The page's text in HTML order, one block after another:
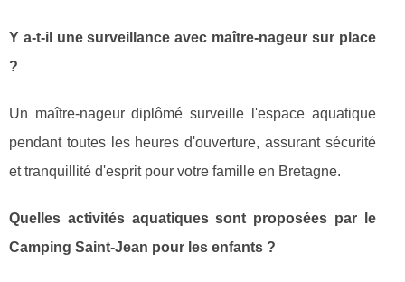
Y a-t-il une surveillance avec maître-nageur sur place
?
Un maître-nageur diplômé surveille l'espace aquatique
pendant toutes les heures d'ouverture, assurant sécurité
et tranquillité d'esprit pour votre famille en Bretagne.
Quelles activités aquatiques sont proposées par le
Camping Saint-Jean pour les enfants ?